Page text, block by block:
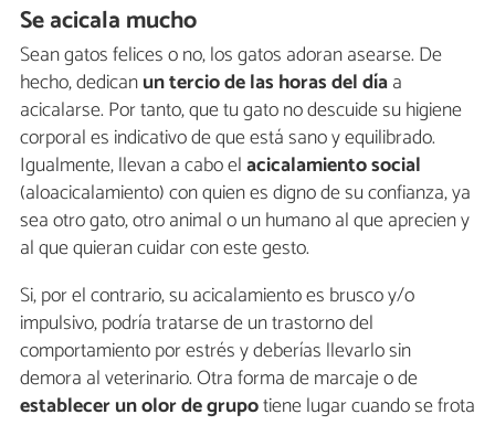
Se acicala mucho
Sean gatos felices o no, los gatos adoran asearse. De
hecho, dedicanun tercio de las horas del díaa
acicalarse. Por tanto, que tu gato no descuide su higiene
corporal es indicativo de que está sano y equilibrado.
Igualmente, llevan a cabo elacicalamiento social
(aloacicalamiento) con quien es digno de su confianza, ya
sea otro gato, otro animal o un humano al que aprecien y
al que quieran cuidar con este gesto.
Si, por el contrario, su acicalamiento es brusco y/o
impulsivo, podría tratarse de un trastorno del
comportamiento por estrés y deberías llevarlo sin
demora al veterinario. Otra forma de marcaje o de
establecer un olor de grupotiene lugar cuando se frota